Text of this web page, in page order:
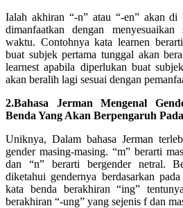
Ialah akhiran “-n” atau “-en” akan
dimanfaatkan dengan
waktu. Contohnya kata learnen
buat subjek pertama tunggal akan
learnest apabila diperlukan buat
akan beralih lagi sesuai dengan
2.Bahasa Jerman Mengenal
Benda Yang Akan Berpengaruh
Uniknya, Dalam bahasa Jerman
gender masing-masing. “m” berarti
dan “n” berarti bergender netral.
diketahui gendernya berdasarkan
kata benda berakhiran “ing”
berakhiran “-ung” yang sejenis f dan